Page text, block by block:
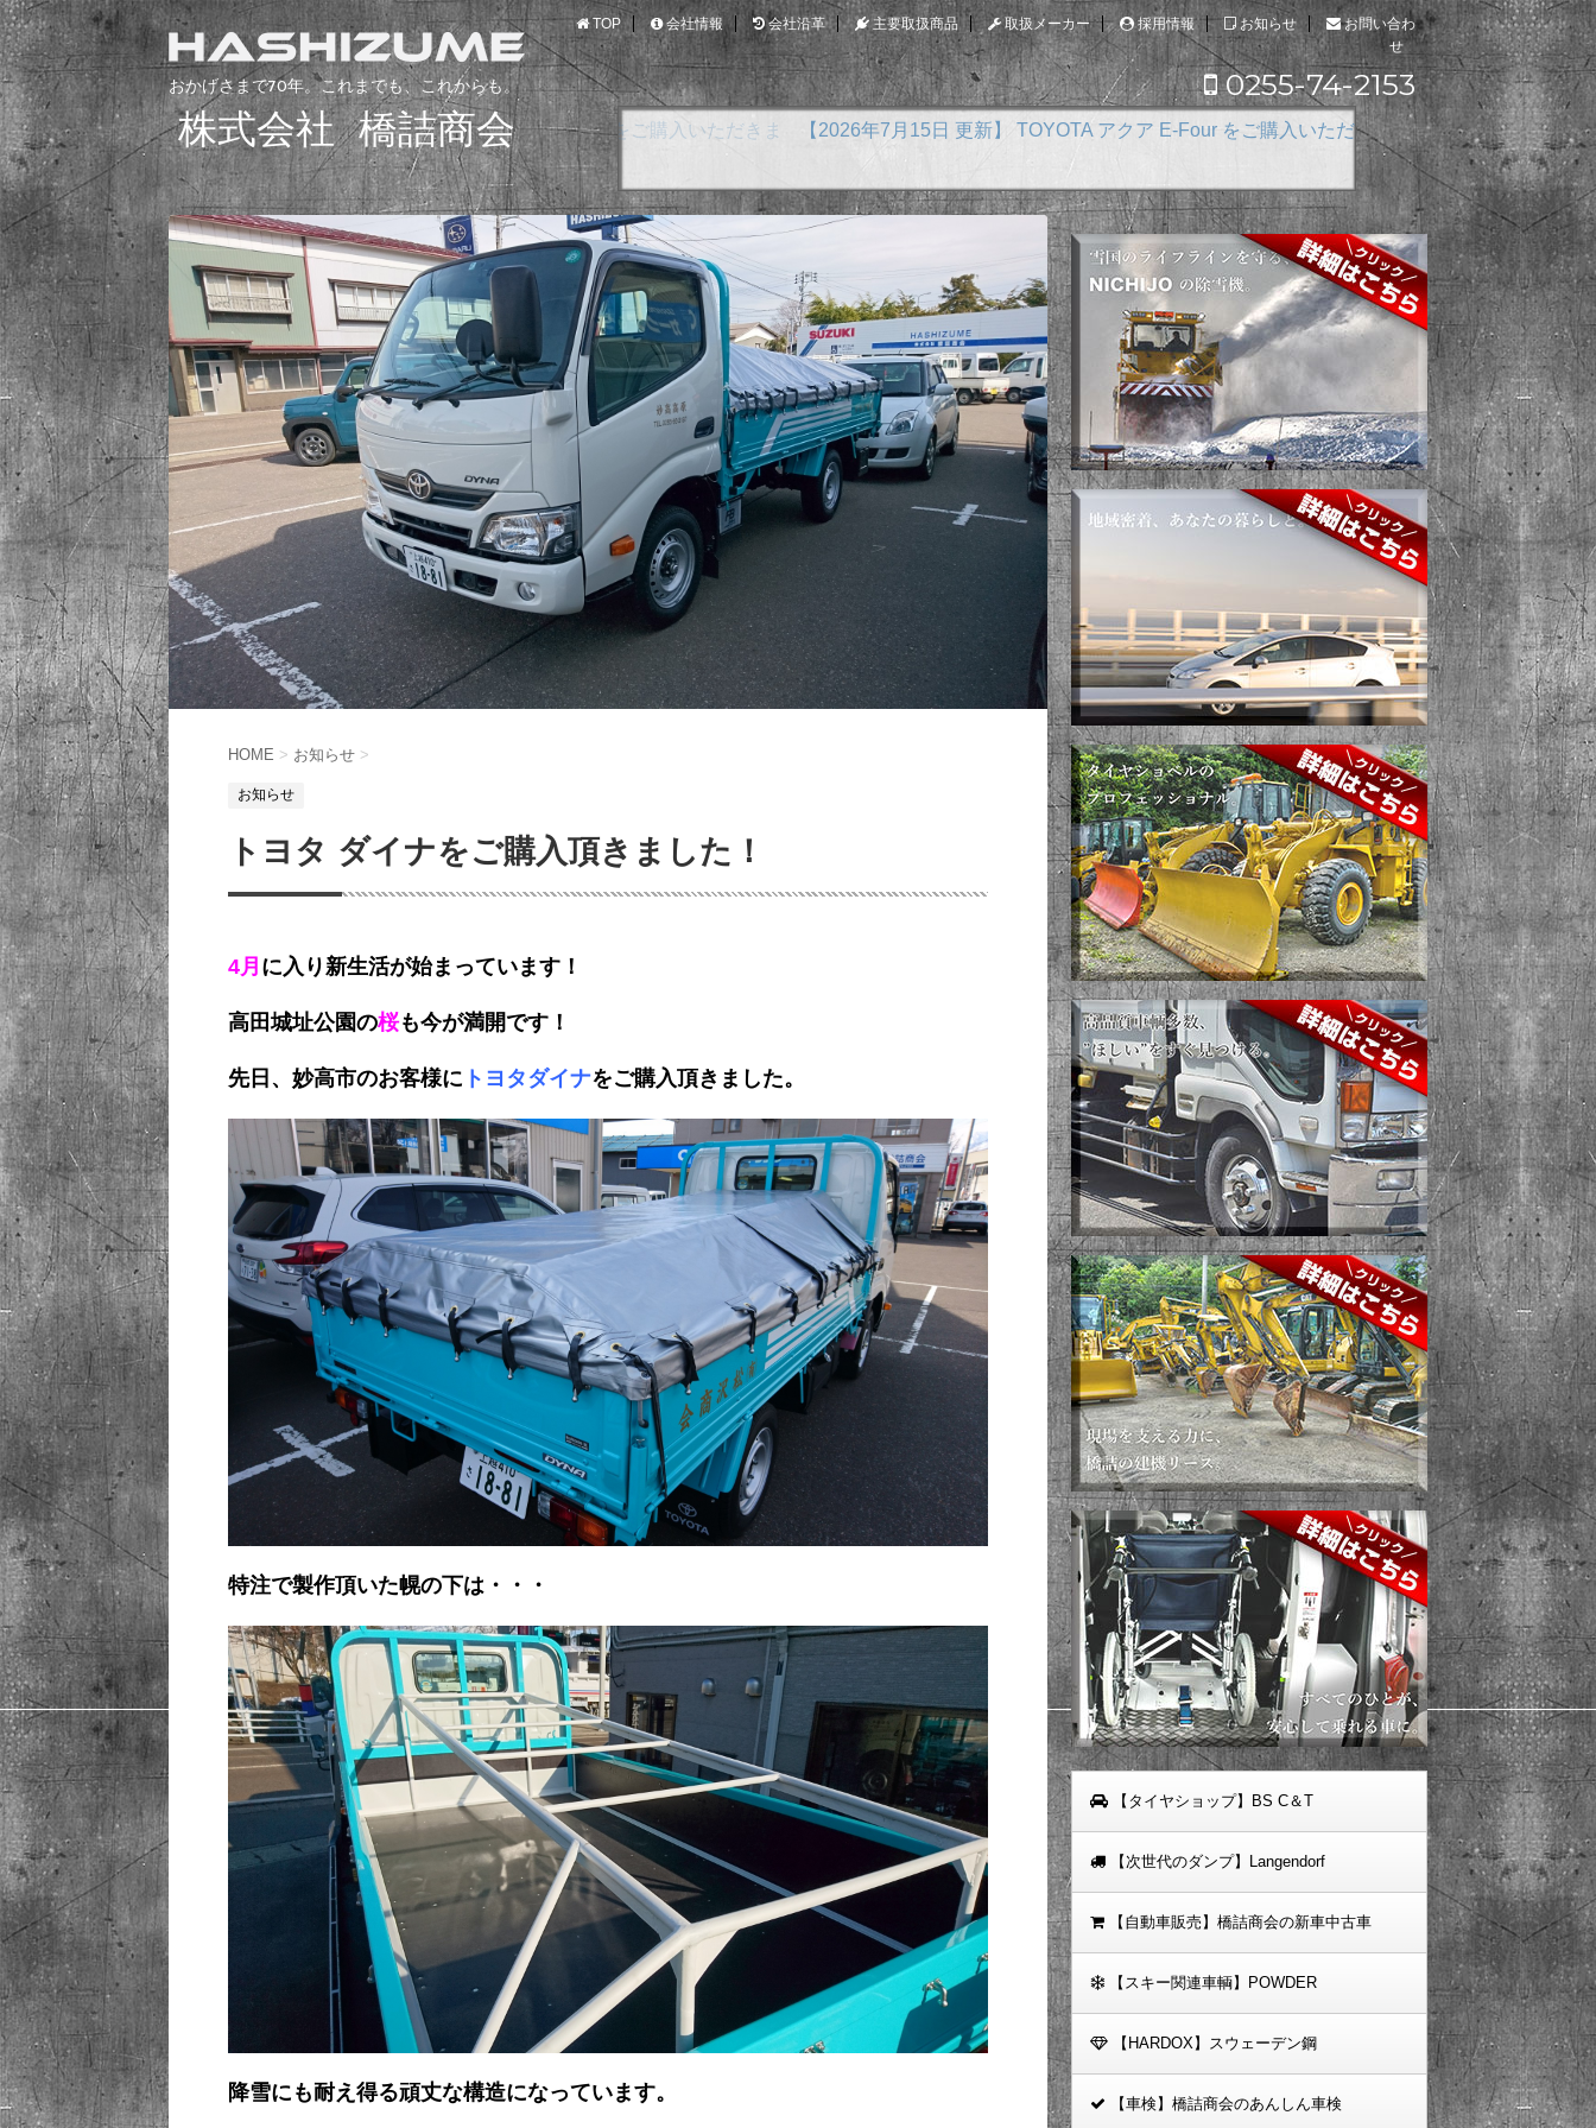
おかげさまで70年。これまでも、これからも。
株式会社 橋詰商会
TOP 会社情報 会社沿革 主要取扱商品 取扱メーカー 採用情報 お知らせ
お問い合わ
せ
0255-74-2153
【2026年7月15日 更新】 TOYOTA アクア E-Four をご購入いただきました
HOME > お知らせ >
お知らせ
トヨタ ダイナをご購入頂きました！
4月 に入り新生活が始まっています！
高田城址公園の桜も今が満開です！
先日、妙高市のお客様に トヨタダイナをご購入頂きました。
特注で製作頂いた幌の下は・・・
降雪にも耐え得る頑丈な構造になっています。
【タイヤショップ】BS C＆T
【次世代のダンプ】Langendorf
【自動車販売】橋詰商会の新車中古車
【スキー関連車輌】POWDER
【HARDOX】スウェーデン鋼
【車検】橋詰商会のあんしん車検